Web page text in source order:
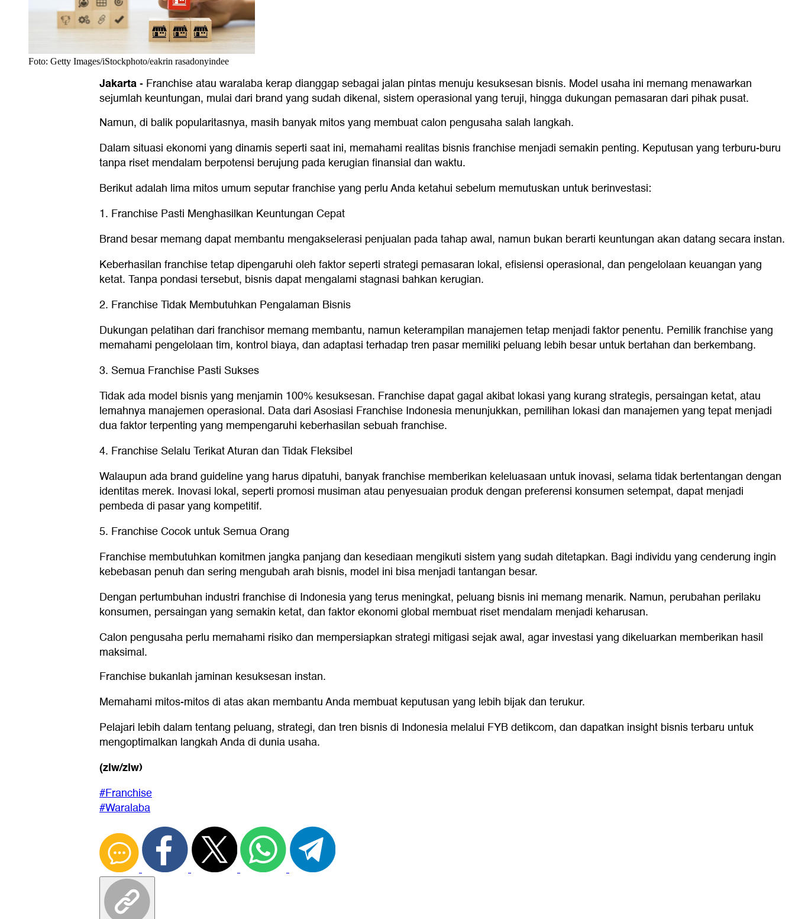
Foto: Getty Images/iStockphoto/eakrin rasadonyindee
Jakarta- Franchise atau waralaba kerap dianggap sebagai jalan pintas menuju kesuksesan bisnis. Model usaha ini memang menawarkan
sejumlah keuntungan, mulai dari brand yang sudah dikenal, sistem operasional yang teruji, hingga dukungan pemasaran dari pihak pusat.
Namun, di balik popularitasnya, masih banyak mitos yang membuat calon pengusaha salah langkah.
Dalam situasi ekonomi yang dinamis seperti saat ini, memahami realitas bisnis franchise menjadi semakin penting. Keputusan yang terburu-buru
tanpa riset mendalam berpotensi berujung pada kerugian finansial dan waktu.
Berikut adalah lima mitos umum seputar franchise yang perlu Anda ketahui sebelum memutuskan untuk berinvestasi:
1. Franchise Pasti Menghasilkan Keuntungan Cepat
Brand besar memang dapat membantu mengakselerasi penjualan pada tahap awal, namun bukan berarti keuntungan akan datang secara instan.
Keberhasilan franchise tetap dipengaruhi oleh faktor seperti strategi pemasaran lokal, efisiensi operasional, dan pengelolaan keuangan yang
ketat. Tanpa pondasi tersebut, bisnis dapat mengalami stagnasi bahkan kerugian.
2. Franchise Tidak Membutuhkan Pengalaman Bisnis
Dukungan pelatihan dari franchisor memang membantu, namun keterampilan manajemen tetap menjadi faktor penentu. Pemilik franchise yang
memahami pengelolaan tim, kontrol biaya, dan adaptasi terhadap tren pasar memiliki peluang lebih besar untuk bertahan dan berkembang.
3. Semua Franchise Pasti Sukses
Tidak ada model bisnis yang menjamin 100% kesuksesan. Franchise dapat gagal akibat lokasi yang kurang strategis, persaingan ketat, atau
lemahnya manajemen operasional. Data dari Asosiasi Franchise Indonesia menunjukkan, pemilihan lokasi dan manajemen yang tepat menjadi
dua faktor terpenting yang mempengaruhi keberhasilan sebuah franchise.
4. Franchise Selalu Terikat Aturan dan Tidak Fleksibel
Walaupun ada brand guideline yang harus dipatuhi, banyak franchise memberikan keleluasaan untuk inovasi, selama tidak bertentangan dengan
identitas merek. Inovasi lokal, seperti promosi musiman atau penyesuaian produk dengan preferensi konsumen setempat, dapat menjadi
pembeda di pasar yang kompetitif.
5. Franchise Cocok untuk Semua Orang
Franchise membutuhkan komitmen jangka panjang dan kesediaan mengikuti sistem yang sudah ditetapkan. Bagi individu yang cenderung ingin
kebebasan penuh dan sering mengubah arah bisnis, model ini bisa menjadi tantangan besar.
Dengan pertumbuhan industri franchise di Indonesia yang terus meningkat, peluang bisnis ini memang menarik. Namun, perubahan perilaku
konsumen, persaingan yang semakin ketat, dan faktor ekonomi global membuat riset mendalam menjadi keharusan.
Calon pengusaha perlu memahami risiko dan mempersiapkan strategi mitigasi sejak awal, agar investasi yang dikeluarkan memberikan hasil
maksimal.
Franchise bukanlah jaminan kesuksesan instan.
Memahami mitos-mitos di atas akan membantu Anda membuat keputusan yang lebih bijak dan terukur.
Pelajari lebih dalam tentang peluang, strategi, dan tren bisnis di Indonesia melalui FYB detikcom, dan dapatkan insight bisnis terbaru untuk
mengoptimalkan langkah Anda di dunia usaha.
(zlw/zlw)
#Franchise
#Waralaba